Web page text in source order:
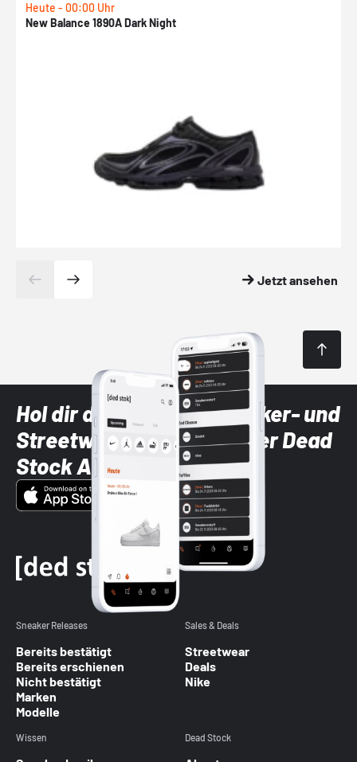
Heute - 00:00 Uhr
New Balance 1890A Dark Night
Jetzt ansehen
Hol dir die neuesten Sneaker- und
Streetwear-Brands mit der Dead
Stock App
Sneaker Releases
Bereits bestätigt
Bereits erschienen
Nicht bestätigt
Marken
Modelle
Sales & Deals
Streetwear
Deals
Nike
Wissen Dead Stock